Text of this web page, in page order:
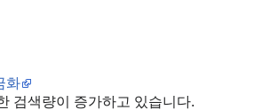
화
검색량이 증가하고 있습니다.